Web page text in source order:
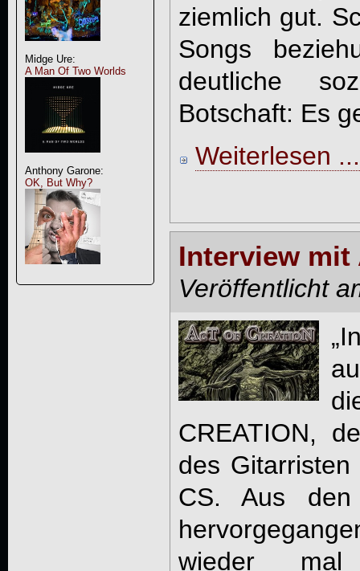
Midge Ure:
A Man Of Two Worlds
Anthony Garone:
OK, But Why?
ziemlich gut.
Songs
deutliche
Botschaft: Es
Weiterlesen ...
Interview mit
Veröffentlicht
CREATION,
des
CS. Aus
wieder